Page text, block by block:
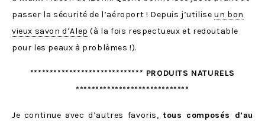
passer la sécurité de l’aéroport ! Depuis j’utiliseun bon
vieux savon d’Alep (à la fois respectueux et redoutable
pour les peaux à problèmes !).
***************************** PRODUITS NATURELS
*****************************
Je continue avec d’autres favoris, tous composés d’au